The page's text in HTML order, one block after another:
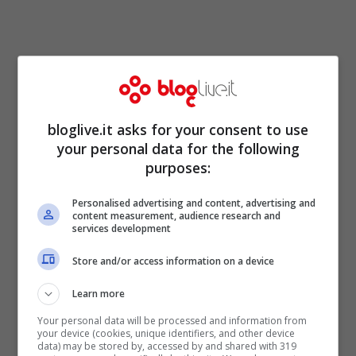
SuRete4alle 21.15 il telefilm intitolato
Mentalist, con le repliche della prima
stagione ( “Assemblaggio rosso segreto”,
“Orme di John il rosso” e “Conto in rosso”).
Alle 24.00 il film thriller per la tv con Nikki
bloglive.it asks for your consent to use
your personal data for the following
purposes:
Personalised advertising and content, advertising and
content measurement, audience research and
services development
Store and/or access information on a device
Learn more
Your personal data will be processed and information from
your device (cookies, unique identifiers, and other device
data) may be stored by, accessed by and shared with 319